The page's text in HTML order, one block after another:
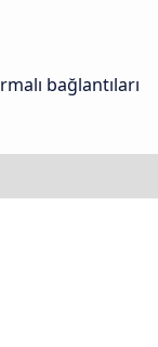
bağlantıları